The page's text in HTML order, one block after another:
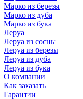
Марко из березы
Марко из дуба
Марко из бука
Леруа
Леруа из сосны
Леруа из березы
Леруа из дуба
Леруа из бука
О компании
Как заказать
Гарантии